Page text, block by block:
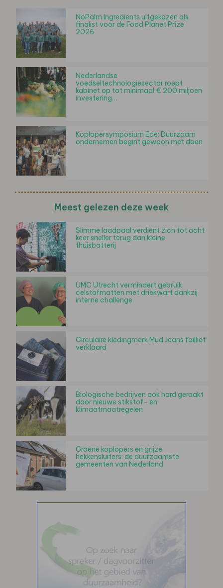
NoPalm Ingredients uitgekozen als
finalist voor de Food Planet Prize
2026
Nederlandse
voedseltechnologiesector roept
kabinet op tot minimaal € 200 miljoen
investering…
Koplopersymposium Ede: Duurzaam
ondernemen begint gewoon met doen
Meest gelezen deze week
Slimme laadpaal verdient zich tot acht
keer sneller terug dan kleine
thuisbatterij
UMC Utrecht vermindert gebruik
celstofmatten met driekwart dankzij
interne challenge
Circulaire kledingmerk Mud Jeans failliet
verklaard
Biologische bedrijven ook hard geraakt
door nieuwe stikstof- en
klimaatmaatregelen
Groene koplopers en grijze
hekkensluiters: de duurzaamste
gemeenten van Nederland